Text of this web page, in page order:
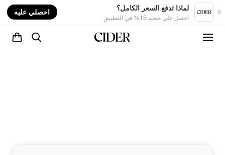
لماذا تدفع السعر الكامل؟
احصل على خصم 15% في التطبيق
احصلي عليه